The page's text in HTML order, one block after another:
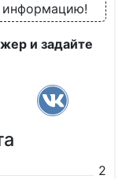
и задайте
2